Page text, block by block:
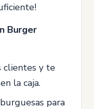
Burger
clientes y te
la caja.
para